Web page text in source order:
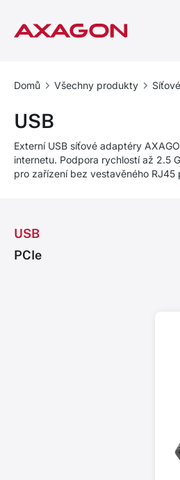
Domů Všechny produkty
USB
Externí USB síťové adaptéry
internetu. Podpora rychlostí až 2.5
pro zařízení bez vestavěného
USB
PCIe